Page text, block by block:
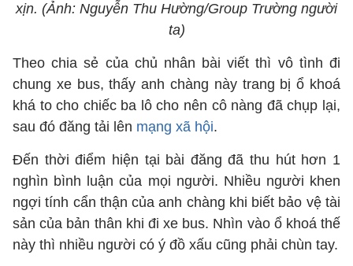
xịn. (Ảnh: Nguyễn Thu Hường/Group Trường người
ta)
Theo chia sẻ của chủ nhân bài viết thì vô tình đi
chung xe bus, thấy anh chàng này trang bị ổ khoá
khá to cho chiếc ba lô cho nên cô nàng đã chụp lại,
sau đó đăng tải lên mạng xã hội.
Đến thời điểm hiện tại bài đăng đã thu hút hơn 1
nghìn bình luận của mọi người. Nhiều người khen
ngợi tính cẩn thận của anh chàng khi biết bảo vệ tài
sản của bản thân khi đi xe bus. Nhìn vào ổ khoá thế
này thì nhiều người có ý đồ xấu cũng phải chùn tay.